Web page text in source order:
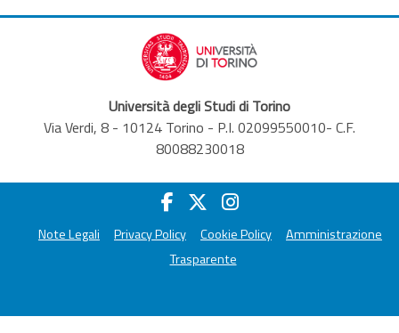
Università degli Studi di Torino
Via Verdi, 8 - 10124 Torino - P.I. 02099550010- C.F.
80088230018
Note Legali Privacy Policy Cookie Policy
Amministrazione
Trasparente